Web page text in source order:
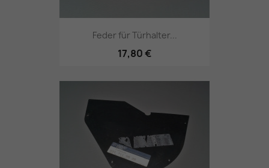
Feder für Türhalter...
17,80 €